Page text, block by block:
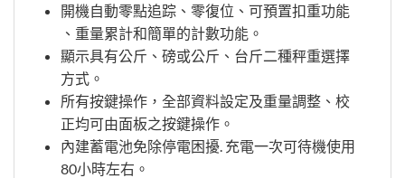
開機自動零點追踪、零復位、可預置扣重功能
、重量累計和簡單的計數功能。
顯示具有公斤、磅或公斤、台斤二種秤重選擇
方式。
所有按鍵操作，全部資料設定及重量調整、校
正均可由面板之按鍵操作。
內建蓄電池免除停電困擾. 充電一次可待機使用
80小時左右。